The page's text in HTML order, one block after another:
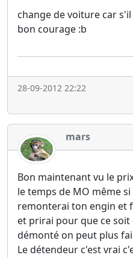
change de voiture car
bon courage :b
28-09-2012 22:22
mars
Bon maintenant vu le
le temps de MO même
remonterai ton engin et
et prirai pour que ce soit
démonté on peut plus
Le détendeur c'est vrai